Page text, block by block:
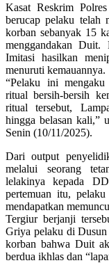
Kasat Reskrim
berucap pelaku telah
korban sebanyak 15
menggandakan Duit.
Imitasi hasilkan
menuruti kemauannya.
“Pelaku ini mengaku
ritual bersih-bersih
ritual tersebut,
hingga belasan kali,”
Senin (10/11/2025).
Dari output
melalui seorang
lelakinya kepada
pertemuan itu,
mendapatkan
Tergiur berjanji
Griya pelaku di
korban bahwa Duit
berdua ikhlas dan